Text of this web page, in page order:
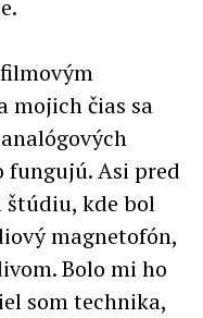
mojich čias sa
fungujú. Asi pred
štúdiu, kde bol
magnetofón,
Bolo mi ho
som technika,